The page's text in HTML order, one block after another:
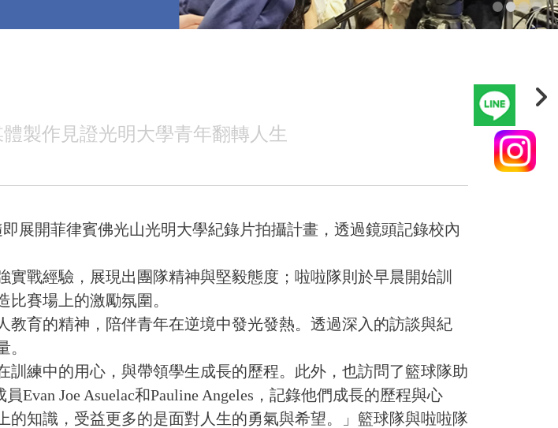
製作見證光明大學青年翻轉人生
展開菲律賓佛光山光明大學紀錄片拍攝計畫，透過鏡頭記錄校內
戰經驗，展現出團隊精神與堅毅態度；啦啦隊則於早晨開始訓
賽場上的激勵氛圍。
育的精神，陪伴青年在逆境中發光發熱。透過深入的訪談與紀
練中的用心，與帶領學生成長的歷程。此外，也訪問了籃球隊助
Evan Joe Asuelac和Pauline Angeles，記錄他們成長的歷程與心
知識，受益更多的是面對人生的勇氣與希望。」籃球隊與啦啦隊